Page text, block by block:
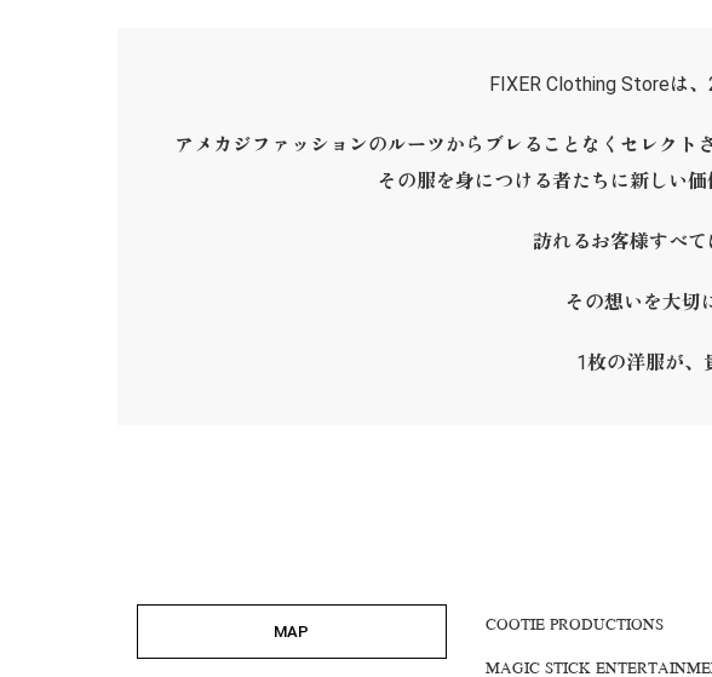
FIXER Clothing Storeは
アメカジファッションのルーツからブレることなくセレク
その服を身につける者たちに新しい
訪れるお客様すべ
その想いを大切
1枚の洋服が、
MAP COOTIE PRODUCTIONS
MAGIC STICK